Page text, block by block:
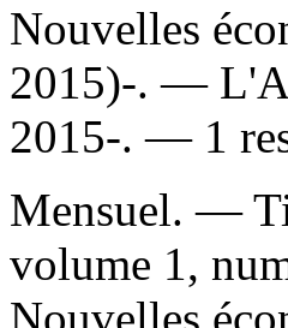
Nouvelles
2015)-. —
2015-. — 1
Mensuel. —
volume 1,
Nouvelles